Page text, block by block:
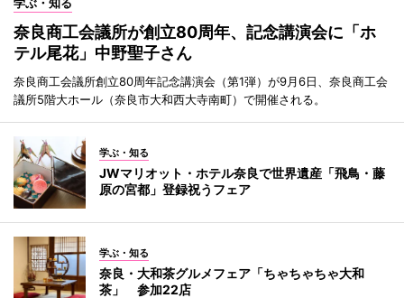
奈良商工会議所が創立80周年、記念講演会に「ホ
テル尾花」中野聖子さん
奈良商工会議所創立80周年記念講演会（第1弾）が9月6日、奈良商工会
議所5階大ホール（奈良市大和西大寺南町）で開催される。
学ぶ・知る
JWマリオット・ホテル奈良で世界遺産「飛鳥・藤
原の宮都」登録祝うフェア
学ぶ・知る
奈良・大和茶グルメフェア「ちゃちゃちゃ大和
茶」 参加22店